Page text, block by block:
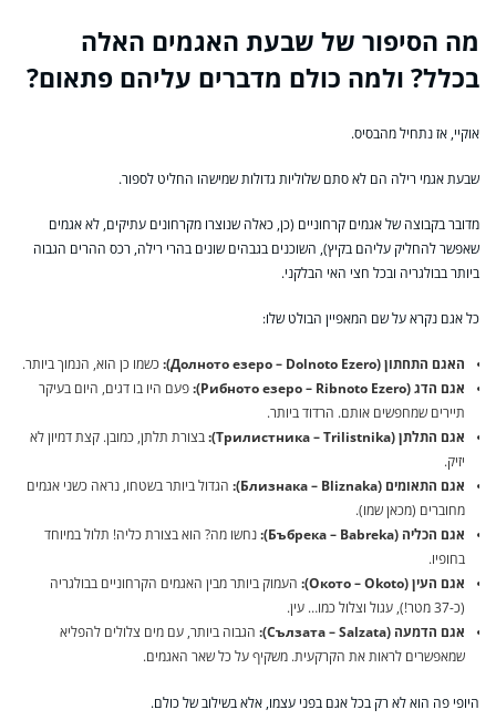
מה הסיפור של שבעת האגמים האלה
בכלל? ולמה כולם מדברים עליהם פתאום?
אוקיי, אז נתחיל מהבסיס.
שבעת אגמי רילה הם לא סתם שלוליות גדולות שמישהו החליט לספור.
מדובר בקבוצה של אגמים קרחוניים (כן, כאלה שנוצרו מקרחונים עתיקים, לא אגמים
שאפשר להחליק עליהם בקיץ), השוכנים בגבהים שונים בהרי רילה, רכס ההרים הגבוה
ביותר בבולגריה ובכל חצי האי הבלקני.
כל אגם נקרא על שם המאפיין הבולט שלו:
האגם התחתון (Долното езеро – Dolnoto Ezero):
כשמו כן הוא, הנמוך ביותר.
אגם הדג (Рибното езеро – Ribnoto Ezero):
פעם היו בו דגים, היום בעיקר
תיירים שמחפשים אותם. הרדוד ביותר.
אגם התלתן (Трилистника – Trilistnika):
בצורת תלתן, כמובן. קצת דמיון לא
יזיק.
אגם התאומים (Близнака – Bliznaka):
הגדול ביותר בשטחו, נראה כשני אגמים
מחוברים (מכאן שמו).
אגם הכליה (Бъбрека – Babreka):
נחשו מה? הוא בצורת כליה! תלול במיוחד
בחופיו.
אגם העין (Окото – Okoto):
העמוק ביותר מבין האגמים הקרחוניים בבולגריה
(כ-37 מטר!), עגול וצלול כמו… עין.
אגם הדמעה (Сълзата – Salzata):
הגבוה ביותר, עם מים צלולים להפליא
שמאפשרים לראות את הקרקעית. משקיף על כל שאר האגמים.
היופי פה הוא לא רק בכל אגם בפני עצמו, אלא בשילוב של כולם.